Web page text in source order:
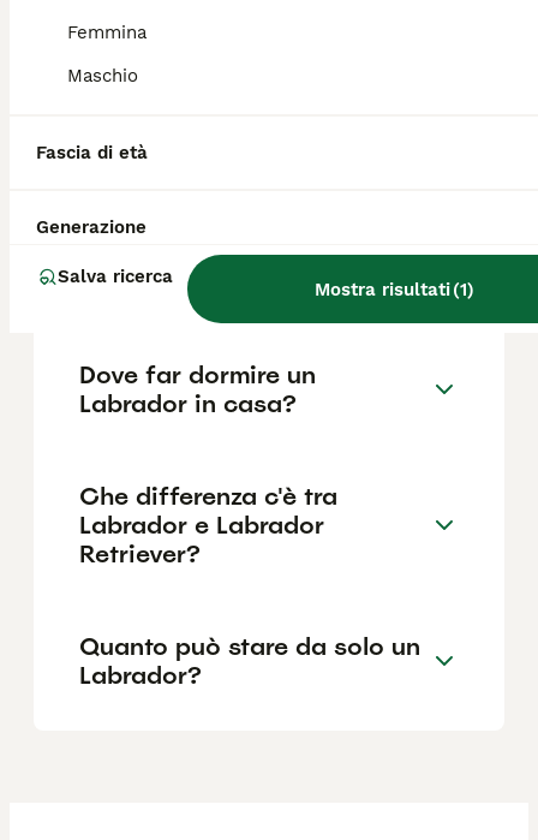
Femmina
Maschio
Fascia di età
Generazione
Salva ricerca
Mostra risultati(1)
Labrador Retriever?
Il costo medio di un cucciolo di Labrador di
come il pedigree, la reputazione
dell'allevatore e la posizione.
Quali sono i difetti del
Labrador?
Dove far dormire un
Labrador in casa?
Che differenza c'è tra
Labrador e Labrador
Retriever?
Quanto può stare da solo un
Labrador?